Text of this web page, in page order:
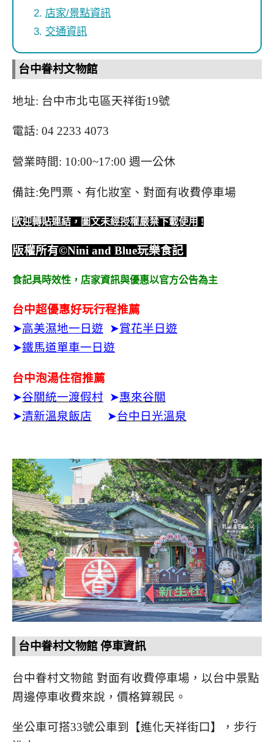
店家/景點資訊
交通資訊
台中眷村文物館
地址: 台中市北屯區天祥街19號
電話: 04 2233 4073
營業時間: 10:00~17:00 週一公休
備註:免門票、有化妝室、對面有收費停車場
歡迎轉貼連結，圖文未經授權嚴禁下載使用 !
版權所有©Nini and Blue玩樂食記
食記具時效性， 店家資訊與優惠以官方公告為主
台中超優惠好玩行程推薦
➤高美濕地一日遊 ➤賞花半日遊
➤鐵馬道單車一日遊
台中泡湯住宿推薦
➤谷關統一渡假村 ➤惠來谷關
➤清新溫泉飯店 ➤台中日光溫泉
台中眷村文物館 停車資訊
台中眷村文物館 對面有收費停車場，以台中景點
周邊停車收費來說，價格算親民。
坐公車可搭33號公車到【進化天祥街口】，步行